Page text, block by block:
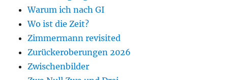
Warum ich nach GI
Wo ist die Zeit?
Zimmermann revisited
Zurückeroberungen 2026
Zwischenbilder